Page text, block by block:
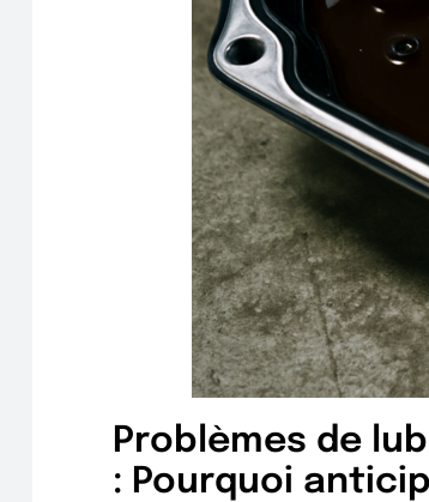
Problèmes de
: Pourquoi